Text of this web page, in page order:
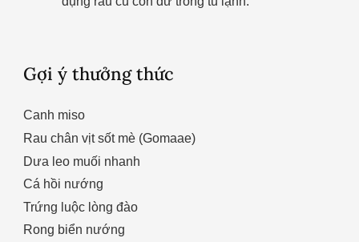
Gợi ý thưởng thức
Canh miso
Rau chân vịt sốt mè (Gomaae)
Dưa leo muối nhanh
Cá hồi nướng
Trứng luộc lòng đào
Rong biển nướng